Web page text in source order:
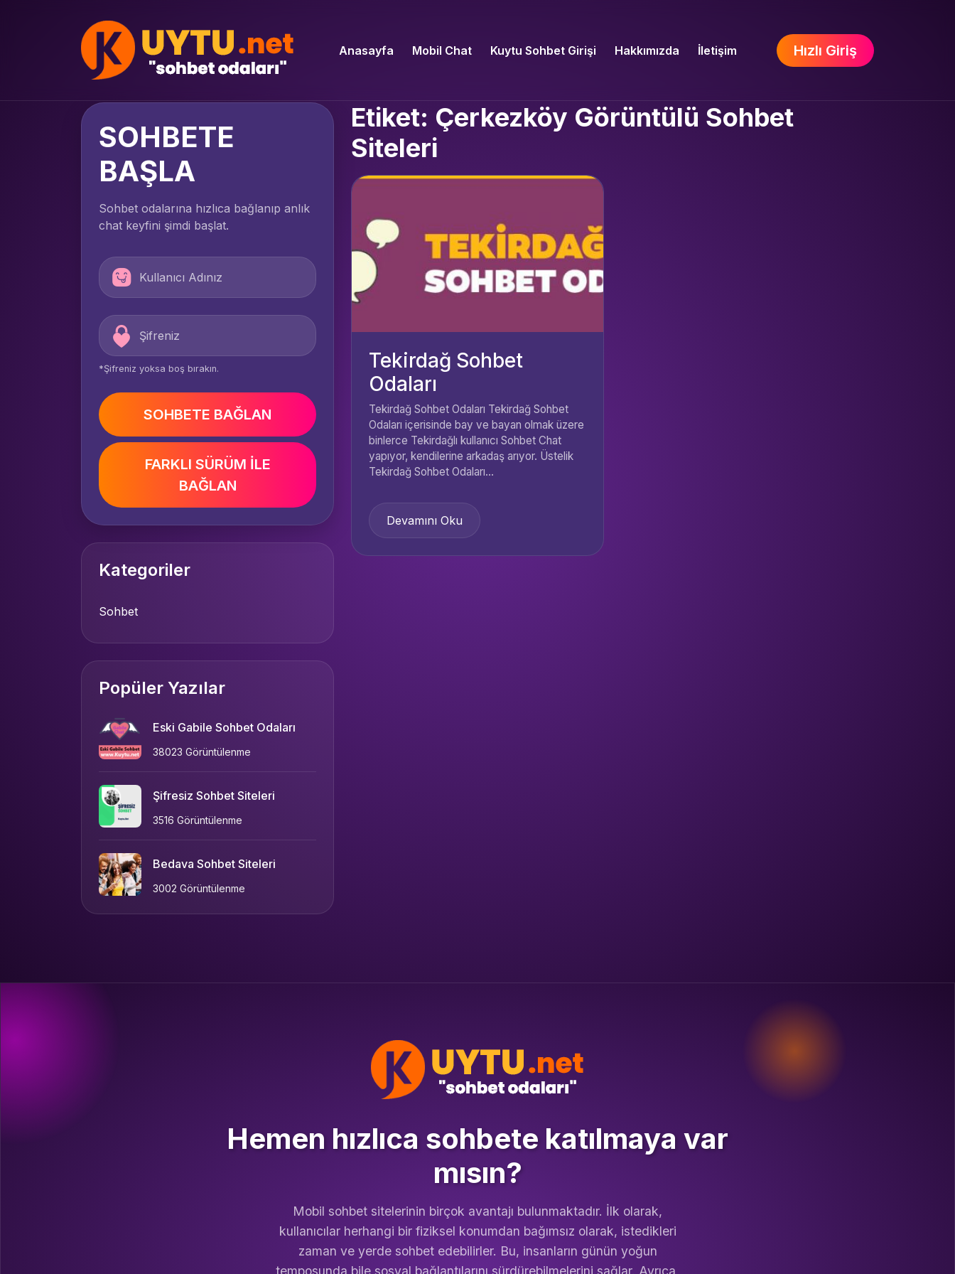
Anasayfa Mobil Chat Kuytu Sohbet Girişi Hakkımızda İletişim Hızlı Giriş
SOHBETE
BAŞLA
Sohbet odalarına hızlıca bağlanıp anlık
chat keyfini şimdi başlat.
*Şifreniz yoksa boş bırakın.
SOHBETE BAĞLAN
FARKLI SÜRÜM İLE
BAĞLAN
Kategoriler
Sohbet
Popüler Yazılar
Eski Gabile Sohbet Odaları
38023 Görüntülenme
Şifresiz Sohbet Siteleri
3516 Görüntülenme
Bedava Sohbet Siteleri
3002 Görüntülenme
Etiket: Çerkezköy Görüntülü Sohbet
Siteleri
Tekirdağ Sohbet
Odaları
Tekirdağ Sohbet Odaları Tekirdağ Sohbet
Odaları içerisinde bay ve bayan olmak üzere
binlerce Tekirdağlı kullanıcı Sohbet Chat
yapıyor, kendilerine arkadaş arıyor. Üstelik
Tekirdağ Sohbet Odaları...
Devamını Oku
Hemen hızlıca sohbete katılmaya var
mısın?
Mobil sohbet sitelerinin birçok avantajı bulunmaktadır. İlk olarak,
kullanıcılar herhangi bir fiziksel konumdan bağımsız olarak, istedikleri
zaman ve yerde sohbet edebilirler. Bu, insanların günün yoğun
temposunda bile sosyal bağlantılarını sürdürebilmelerini sağlar. Ayrıca,